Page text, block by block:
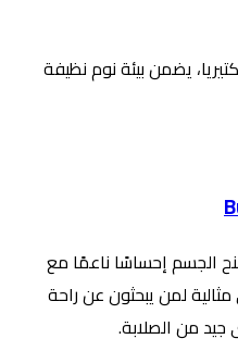
يضمن بيئة نوم نظيفة
الجسم إحساسًا ناعمًا مع
لمن يبحثون عن راحة
من الصلابة.